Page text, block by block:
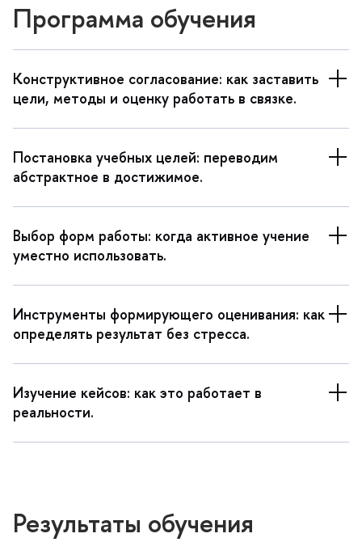
Программа обучения
Конструктивное согласование: как заставить
цели, методы и оценку работать в связке.
Постановка учебных целей: переводим
абстрактное в достижимое.
ыбор форм работы: когда активное учение
уместно использовать.
Инструменты формирующего оценивания: как
определять результат без стресса.
Изучение кейсов: как это работает
реальности.
Результаты обучения